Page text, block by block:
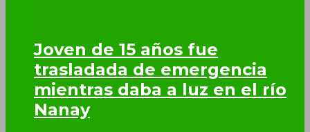
Joven de 15 años fue
trasladada de emergencia
mientras daba a luz en el río
Nanay